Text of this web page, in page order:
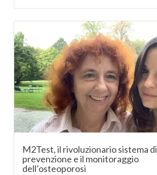
M2Test, il rivoluzionario sistema di
prevenzione e il monitoraggio
dell’osteoporosi